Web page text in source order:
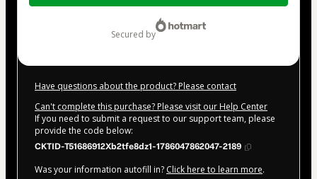
secured by
Have questions about the product? Please contact
Can't complete this purchase? Please visit our Help Center
If you need to submit a request to our support team, please
provide the code below:
CKTID-T51686912Xb2tfe8dz1-1786047862047-2189
Was your information autofill in? Click here to learn more.